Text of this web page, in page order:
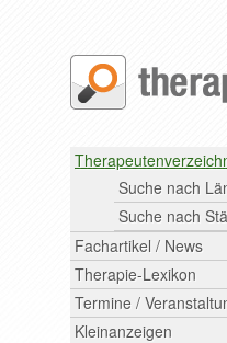
Suche nach
Suche nach
Fachartikel / News
Therapie-Lexikon
Termine /
Kleinanzeigen